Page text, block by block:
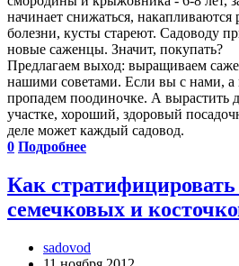
начинает снижаться, накапливаются
болезни, кусты стареют. Садоводу
новые саженцы. Значит, покупать?
Предлагаем выход: выращиваем
нашими советами. Если вы с нами, а
пропадем поодиночке. А вырастить
участке, хороший, здоровый
деле может каждый садовод.
0 Подробнее
Как стратифицировать
семечковых и
sadovod